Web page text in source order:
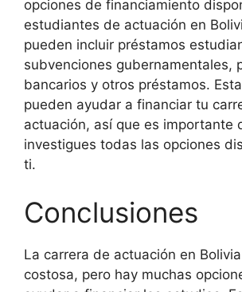
opciones de financiamiento
estudiantes de actuación en
pueden incluir préstamos
subvenciones gubernamentales,
bancarios y otros préstamos.
pueden ayudar a financiar tu
actuación, así que es importante
investigues todas las opciones
ti.
Conclusiones
La carrera de actuación en
costosa, pero hay muchas